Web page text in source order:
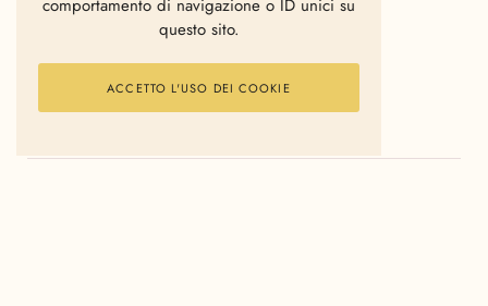
comportamento di navigazione o ID unici su
questo sito.
ACCETTO L'USO DEI COOKIE